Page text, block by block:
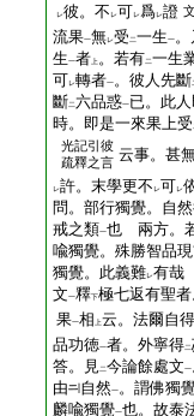
レ彼。不 レ可レ爲レ證
流果一無レ受 二一生一
生一者 上 。若有二一生
可レ轉者一。彼人先斷
斷二六品惑一已。此
時。即是一來果上受
光記引彼
疏釋之言 云事。甚
レ許。末學更不 レ可レ
問。部行獨覺。自
戒之類一也 兩方。
喩獨覺。殊勝智品
獨覺。此義難レ有哉
文一釋下極七返有聖
果一相 上云。法爾自得
品功徳一者。外寧得二
答。見二今論餘處文一
由
自然一。謂佛獨
麟喩獨覺一也。故泰